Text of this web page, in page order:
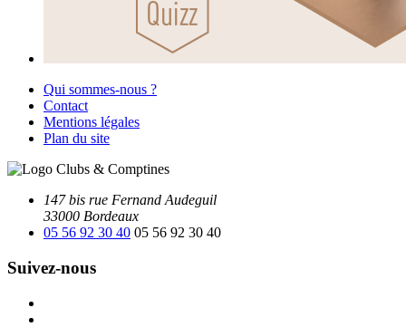
Qui sommes-nous ?
Contact
Mentions légales
Plan du site
147 bis rue Fernand Audeguil
33000 Bordeaux
05 56 92 30 40 05 56 92 30 40
Suivez-nous